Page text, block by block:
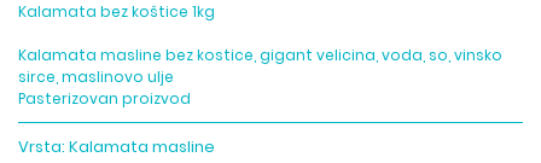
Kalamata bez koštice 1kg
Kalamata masline bez kostice, gigant velicina, voda, so, vinsko
sirce, maslinovo ulje
Pasterizovan proizvod
Vrsta:Kalamata masline